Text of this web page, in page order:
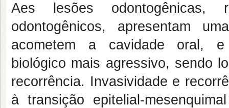
Aes lesões odontogênicas,
odontogênicos, apresentam
acometem a cavidade oral, e
biológico mais agressivo, sendo
recorrência. Invasividade e
à transição epitelial-